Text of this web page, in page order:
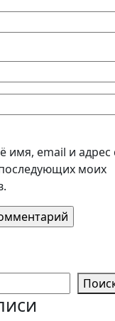
имя, email и адрес
моих